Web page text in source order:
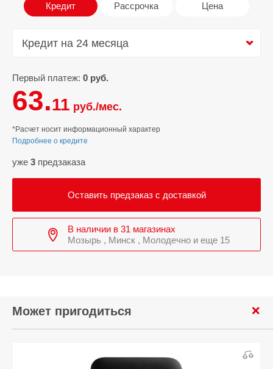
Кредит Рассрочка Цена
Кредит на 24 месяца
Первый платеж: 0 руб.
63.11 руб./мес.
*Расчет носит информационный характер
Подробнее о кредите
уже 3 предзаказа
Оставить предзаказ с доставкой
В наличии в 31 магазинах
Мозырь , Минск , Молодечно и еще 15
Кредит на 24 месяца
Может пригодиться